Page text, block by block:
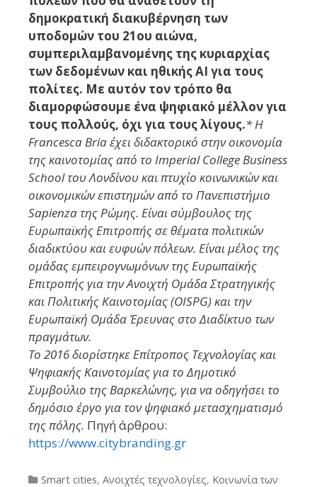
δημοκρατική διακυβέρνηση των
υποδομών του 21ου αιώνα,
συμπεριλαμβανομένης της κυριαρχίας
των δεδομένων και ηθικής AI για τους
πολίτες. Με αυτόν τον τρόπο θα
διαμορφώσουμε ένα ψηφιακό μέλλον για
τους πολλούς, όχι για τους λίγους.* Η
Francesca Bria έχει διδακτορικό στην οικονομία
της καινοτομίας από το Imperial College Business
School του Λονδίνου και πτυχίο κοινωνικών και
οικονομικών επιστημών από το Πανεπιστήμιο
Sapienza της Ρώμης. Είναι σύμβουλος της
Ευρωπαϊκής Επιτροπής σε θέματα πολιτικών
διαδικτύου και ευφυών πόλεων. Είναι μέλος της
ομάδας εμπειρογνωμόνων της Ευρωπαϊκής
Επιτροπής για την Ανοιχτή Ομάδα Στρατηγικής
και Πολιτικής Καινοτομίας (OISPG) και την
Ευρωπαϊκή Ομάδα Έρευνας στο Διαδίκτυο των
πραγμάτων.
Το 2016 διορίστηκε Επίτροπος Τεχνολογίας και
Ψηφιακής Καινοτομίας για το Δημοτικό
Συμβούλιο της Βαρκελώνης, για να οδηγήσει το
δημόσιο έργο για τον ψηφιακό μετασχηματισμό
της πόλης. Πηγή άρθρου:
https://www.citybranding.gr
Categories
Smart cities, Ανοιχτές τεχνολογίες, Κοινωνία των